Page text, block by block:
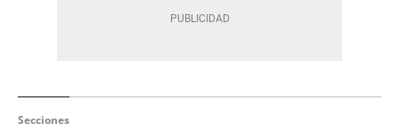
Secciones